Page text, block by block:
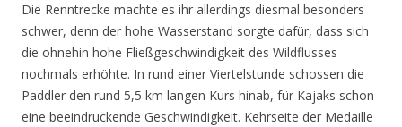
Die Renntrecke machte es ihr allerdings diesmal besonders
schwer, denn der hohe Wasserstand sorgte dafür, dass sich
die ohnehin hohe Fließgeschwindigkeit des Wildflusses
nochmals erhöhte. In rund einer Viertelstunde schossen die
Paddler den rund 5,5 km langen Kurs hinab, für Kajaks schon
eine beeindruckende Geschwindigkeit. Kehrseite der Medaille